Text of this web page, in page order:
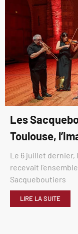
Les
Toulouse,
Le 6 juillet dernier,
recevait
Sacqueboutiers
LIRE LA SUITE